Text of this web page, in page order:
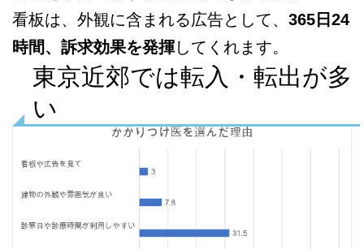
看板は、外観に含まれる広告として、 365日24
時間、訴求効果を発揮してくれます。
東京近郊では転入・転出が多
い